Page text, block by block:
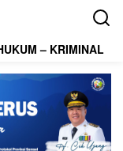
– KRIMINAL